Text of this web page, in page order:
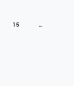
15 …